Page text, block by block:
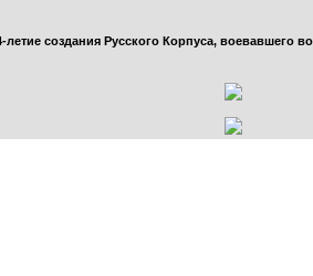
летие создания Русского Корпуса,